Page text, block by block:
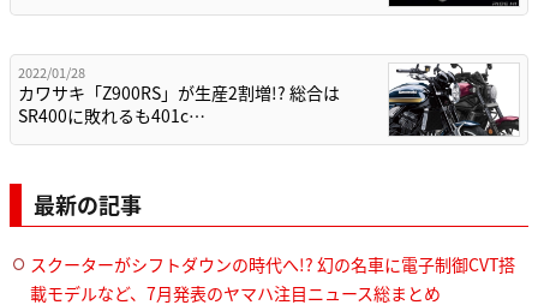
2022/01/28
カワサキ「Z900RS」が生産2割増!? 総合は
SR400に敗れるも401c…
最新の記事
スクーターがシフトダウンの時代へ!? 幻の名車に電子制御CVT搭
載モデルなど、7月発表のヤマハ注目ニュース総まとめ